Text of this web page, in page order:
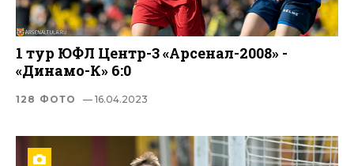
1 тур ЮФЛ Центр-3 «Арсенал-2008» -
«Динамо-К» 6:0
128 ФОТО — 16.04.2023